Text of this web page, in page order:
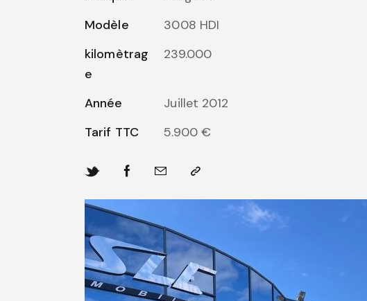
Modèle
3008 HDI
kilomètrag
e
239.000
Année
Juillet 2012
Tarif TTC
5.900 €